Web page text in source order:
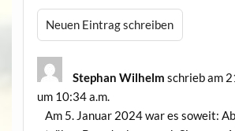
Stephan Wilhelm schrieb am
um 10:34 a.m.
Am 5. Januar 2024 war es soweit: